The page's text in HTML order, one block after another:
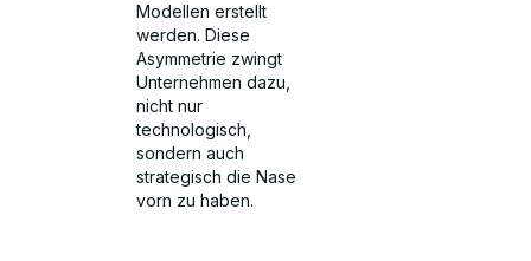
Modellen erstellt
werden. Diese
Asymmetrie zwingt
Unternehmen dazu,
nicht nur
technologisch,
sondern auch
strategisch die Nase
vorn zu haben.